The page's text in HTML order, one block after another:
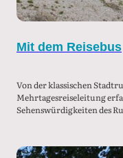
Mit dem Reisebus
Von der klassischen
Mehrtagesreiseleitung
Sehenswürdigkeiten des